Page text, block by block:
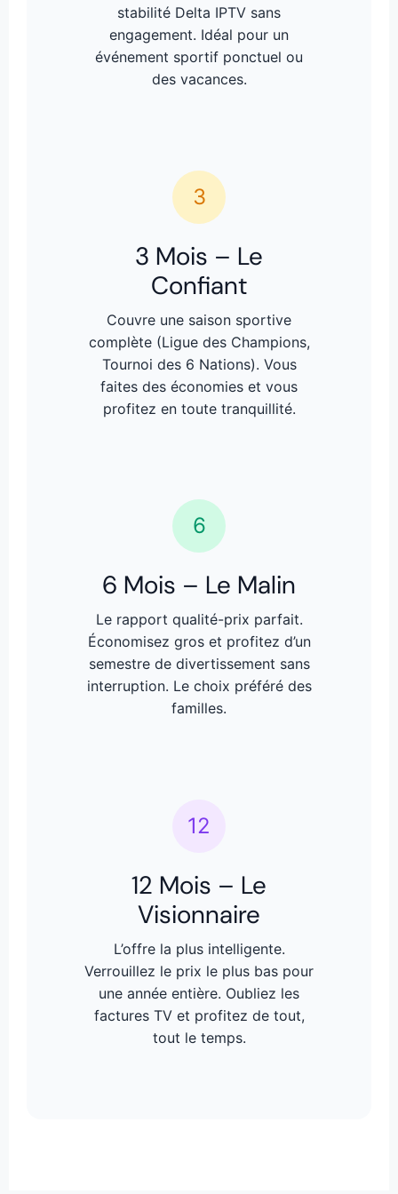
stabilité Delta IPTV sans
engagement. Idéal pour un
événement sportif ponctuel ou
des vacances.
3
3 Mois – Le
Confiant
Couvre une saison sportive
complète (Ligue des Champions,
Tournoi des 6 Nations). Vous
faites des économies et vous
profitez en toute tranquillité.
6
6 Mois – Le Malin
Le rapport qualité-prix parfait.
Économisez gros et profitez d’un
semestre de divertissement sans
interruption. Le choix préféré des
familles.
12
12 Mois – Le
Visionnaire
L’offre la plus intelligente.
Verrouillez le prix le plus bas pour
une année entière. Oubliez les
factures TV et profitez de tout,
tout le temps.